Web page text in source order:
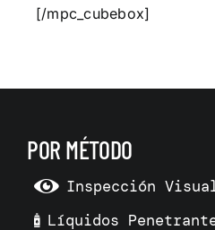
[/mpc_cubebox]
POR MÉTODO
Inspección
Líquidos